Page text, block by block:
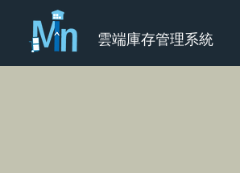
雲端庫存管理系統